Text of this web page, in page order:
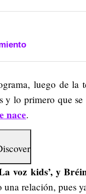
luego de la
y lo primero que
nace.
voz kids’, y
una relación, pues